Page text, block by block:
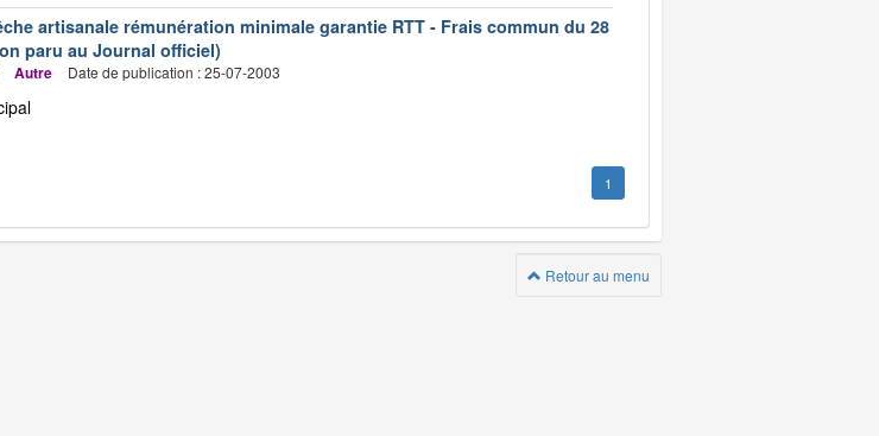
artisanale rémunération minimale garantie RTT - Frais commun du 28
paru au Journal officiel)
Autre Date de publication : 25-07-2003
1
Retour au menu